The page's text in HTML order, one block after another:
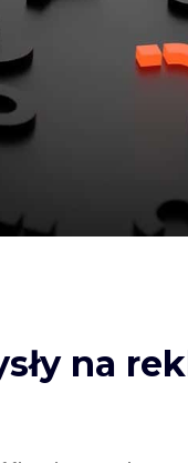
na